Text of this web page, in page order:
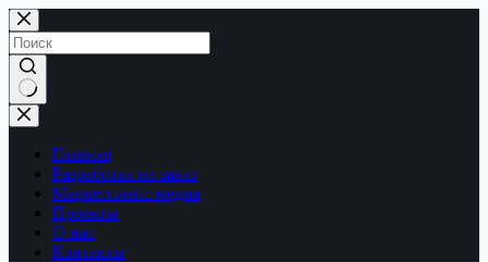
Перейти
к
сути
Ничего
не
найденоГлавная
Разработка на заказ
Маркетплейс медиа
Проекты
О нас
Контакты